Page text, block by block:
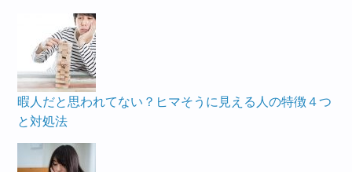
暇人だと思われてない？ヒマそうに見える人の特徴４つ
と対処法